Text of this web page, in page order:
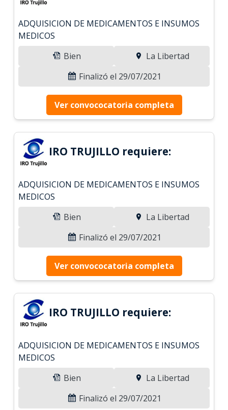
ADQUISICION DE MEDICAMENTOS E INSUMOS
MEDICOS
Bien
La Libertad
Finalizó el 29/07/2021
Ver convococatoria completa
IRO TRUJILLO requiere:
ADQUISICION DE MEDICAMENTOS E INSUMOS
MEDICOS
Bien
La Libertad
Finalizó el 29/07/2021
Ver convococatoria completa
IRO TRUJILLO requiere:
ADQUISICION DE MEDICAMENTOS E INSUMOS
MEDICOS
Bien
La Libertad
Finalizó el 29/07/2021